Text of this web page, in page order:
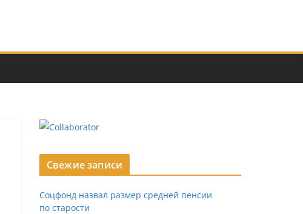
Свежие записи
Соцфонд назвал размер средней пенсии
по старости